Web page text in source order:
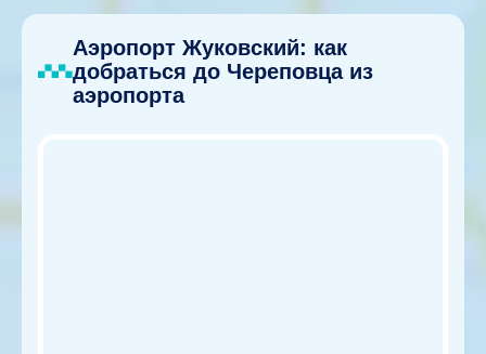
Аэропорт Жуковский: как
добраться до Череповца из
аэропорта